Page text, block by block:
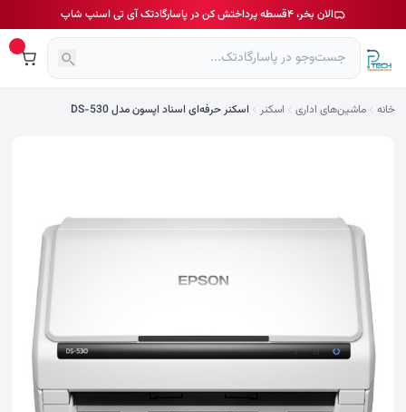
الان بخر، ۴قسطه پرداختش کن در پاسارگادتک آی تی اسنپ شاپ
خانه ماشین‌های اداری اسکنر اسکنر حرفه‌ای اسناد اپسون مدل DS-530